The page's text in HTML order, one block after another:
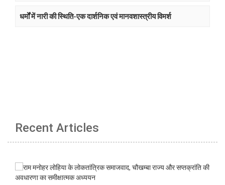
धर्मों में नारी की स्थिति-एक दार्शनिक एवं मानवशास्त्रीय विमर्श
Recent Articles